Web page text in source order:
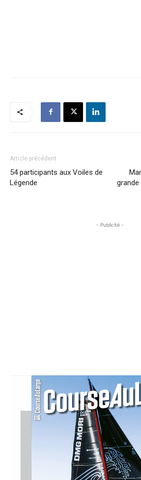
Article précédent
54 participants aux Voiles de
Légende
- Publicité -